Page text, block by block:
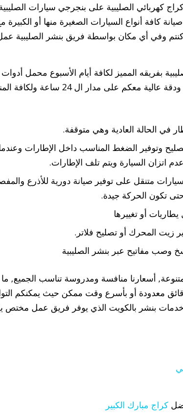
كهربائي الصليبية على بنجرجي سيارات
كافة أنواع السيارات الصغيرة منها أو الكبيرة
كنتم وفي أي مكان بواسطة فريق بنشر الصليبية
بفريقه المميز لكافة أيام الأسبوع محمل
كشف العطل بسرعة ودقة عالية
في الحالة العادية وهي متوقفة.
وتوفير الضغط المناسب داخل الإطارات
اتزان السيارة ويتم تلف الإطارات.
متنقل على توفير صيانة دورية للأذرع
تكون الحركة جيدة.
أو تغييرها
زيت المحرك أو تصليح فلاتر.
وصب مفاتيح عبر بنشر الصليبية
أسعارنا منافسة ومدروسة تناسب الجميع,
دقائق معدودة أو بأسرع وقت ممكن حيث يمكنكم
بنشر بالكويت الذي يوفر فريق عمل مختص
كراج مبارك الكبير